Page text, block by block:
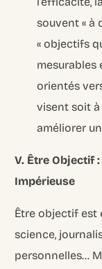
souvent « à
« objectifs
mesurables
orientés
visent soit
améliorer
V. Être Objectif
Impérieuse
Être objectif est
science,
personnelles…